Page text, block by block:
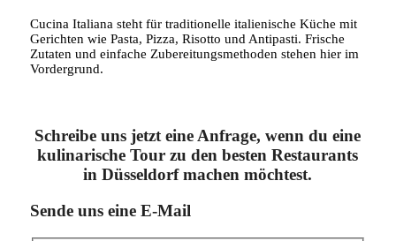
Cucina Italiana steht für traditionelle italienische Küche mit
Gerichten wie Pasta, Pizza, Risotto und Antipasti. Frische
Zutaten und einfache Zubereitungsmethoden stehen hier im
Vordergrund.
Schreibe uns jetzt eine Anfrage, wenn du eine
kulinarische Tour zu den besten Restaurants
in Düsseldorf machen möchtest.
Sende uns eine E-Mail